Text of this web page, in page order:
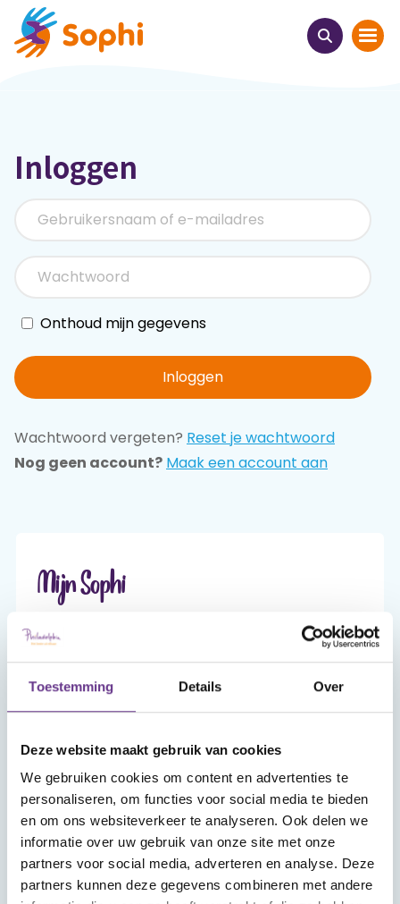
Toestemming Details Over
Deze website maakt gebruik van cookies
We gebruiken cookies om content en advertenties te
personaliseren, om functies voor social media te bieden
en om ons websiteverkeer te analyseren. Ook delen we
informatie over uw gebruik van onze site met onze
partners voor social media, adverteren en analyse. Deze
partners kunnen deze gegevens combineren met andere
Thema's
Uit het hart
E-learnings
Themabijeenkomsten
Praat mee
Inloggen
Onthoud mijn gegevens
Inloggen
Wachtwoord vergeten? Reset je wachtwoord
Nog geen account? Maak een account aan
Mijn Sophi
Mijn Sophi is je persoonlijke én beveiligde
omgeving van sophi.online. Alleen jij hebt er,
toegang toe.
Account aanmaken
Wat vind je in Mijn Sophi?
In Mijn Sophi kan je de artikelen, kijk- en
luistertips en nieuwsitems terugvinden die je
met het hartje als favoriet hebt aangemerkt.